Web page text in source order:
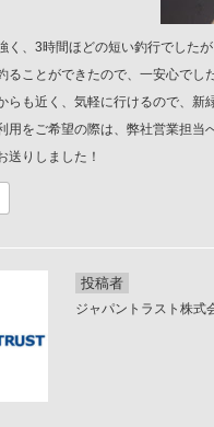
く、3時間ほどの短い釣行でしたが
ることができたので、一安心でした
らも近く、気軽に行けるので、新
用をご希望の際は、弊社営業担当
送りしました！
投稿者
ジャパントラスト株式